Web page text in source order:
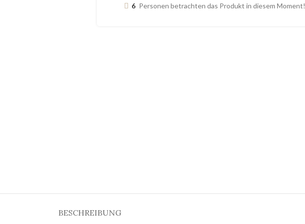
6 Personen betrachten das Produkt in diesem Moment!
BESCHREIBUNG